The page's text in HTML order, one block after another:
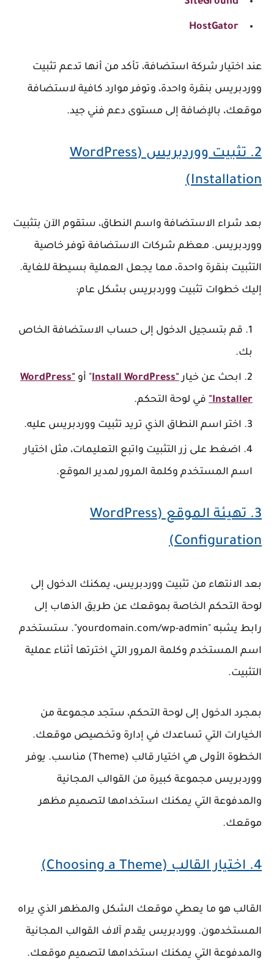
HostGator
عند اختيار شركة استضافة، تأكد من أنها تدعم تثبيت
ووردبريس بنقرة واحدة، وتوفر موارد كافية لاستضافة
موقعك، بالإضافة إلى مستوى دعم فني جيد.
2.
تثبيت ووردبريس (WordPress
Installation)
بعد شراء الاستضافة واسم النطاق، ستقوم الآن بتثبيت
ووردبريس. معظم شركات الاستضافة توفر خاصية
التثبيت بنقرة واحدة، مما يجعل العملية بسيطة للغاية.
إليك خطوات تثبيت ووردبريس بشكل عام:
قم بتسجيل الدخول إلى حساب الاستضافة الخاص
بك.
ابحث عن خيار "Install WordPress " أو
"WordPress
Installer"
في لوحة التحكم.
اختر اسم النطاق الذي تريد تثبيت ووردبريس عليه.
اضغط على زر التثبيت واتبع التعليمات، مثل اختيار
اسم المستخدم وكلمة المرور لمدير الموقع.
3.
تهيئة الموقع (WordPress
Configuration)
بعد الانتهاء من تثبيت ووردبريس، يمكنك الدخول إلى
لوحة التحكم الخاصة بموقعك عن طريق الذهاب إلى
رابط يشبه "yourdomain.com/wp-admin". ستستخدم
اسم المستخدم وكلمة المرور التي اخترتها أثناء عملية
التثبيت.
بمجرد الدخول إلى لوحة التحكم، ستجد مجموعة من
الخيارات التي تساعدك في إدارة وتخصيص موقعك.
الخطوة الأولى هي اختيار قالب (Theme)
مناسب. يوفر
ووردبريس مجموعة كبيرة من القوالب المجانية
والمدفوعة التي يمكنك استخدامها لتصميم مظهر
موقعك.
4. اختيار القالب (Choosing a Theme)
القالب هو ما يعطي موقعك الشكل والمظهر الذي يراه
المستخدمون. ووردبريس يقدم آلاف القوالب المجانية
والمدفوعة التي يمكنك استخدامها لتصميم موقعك.